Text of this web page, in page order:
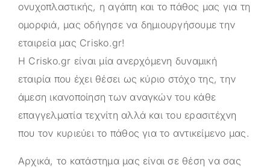
ονυχοπλαστικής, η αγάπη και το πάθος μας για τη
ομορφιά, μας οδήγησε να δημιουργήσουμε την
εταιρεία μας Crisko.gr!
Η Crisko.gr είναι μία ανερχόμενη δυναμική
εταιρία που έχει θέσει ως κύριο στόχο της, την
άμεση ικανοποίηση των αναγκών του κάθε
επαγγελματία τεχνίτη αλλά και του ερασιτέχνη
που τον κυριεύει το πάθος για το αντικείμενο μας.
Αρχικά, το κατάστημα μας είναι σε θέση να σας